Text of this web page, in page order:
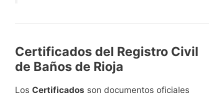
Certificados del Registro Civil
de Baños de Rioja
Los Certificados son documentos oficiales